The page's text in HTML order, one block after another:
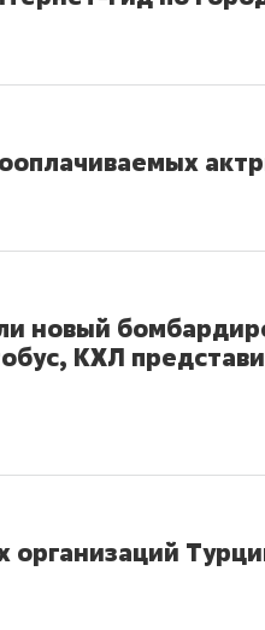
новый
КХЛ